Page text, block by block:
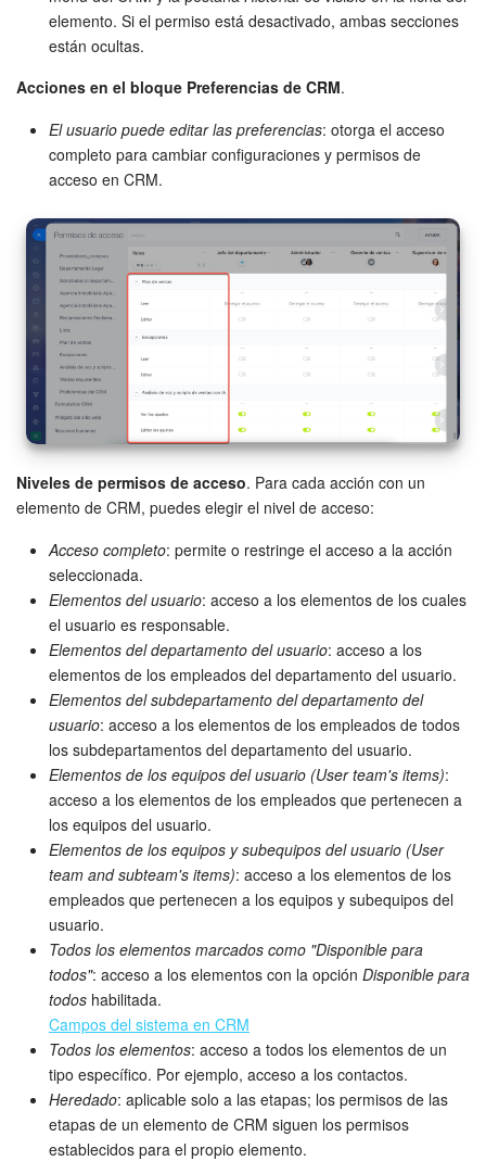
elemento. Si el permiso está desactivado, ambas secciones
están ocultas.
Acciones en el bloque Preferencias de CRM.
El usuario puede editar las preferencias: otorga el acceso
completo para cambiar configuraciones y permisos de
acceso en CRM.
Niveles de permisos de acceso. Para cada acción con un
elemento de CRM, puedes elegir el nivel de acceso:
Acceso completo: permite o restringe el acceso a la acción
seleccionada.
Elementos del usuario: acceso a los elementos de los cuales
el usuario es responsable.
Elementos del departamento del usuario: acceso a los
elementos de los empleados del departamento del usuario.
Elementos del subdepartamento del departamento del
usuario: acceso a los elementos de los empleados de todos
los subdepartamentos del departamento del usuario.
Elementos de los equipos del usuario (User team's items):
acceso a los elementos de los empleados que pertenecen a
los equipos del usuario.
Elementos de los equipos y subequipos del usuario (User
team and subteam's items): acceso a los elementos de los
empleados que pertenecen a los equipos y subequipos del
usuario.
Todos los elementos marcados como "Disponible para
todos": acceso a los elementos con la opción Disponible para
todos habilitada.
Campos del sistema en CRM
Todos los elementos: acceso a todos los elementos de un
tipo específico. Por ejemplo, acceso a los contactos.
Heredado: aplicable solo a las etapas; los permisos de las
etapas de un elemento de CRM siguen los permisos
establecidos para el propio elemento.